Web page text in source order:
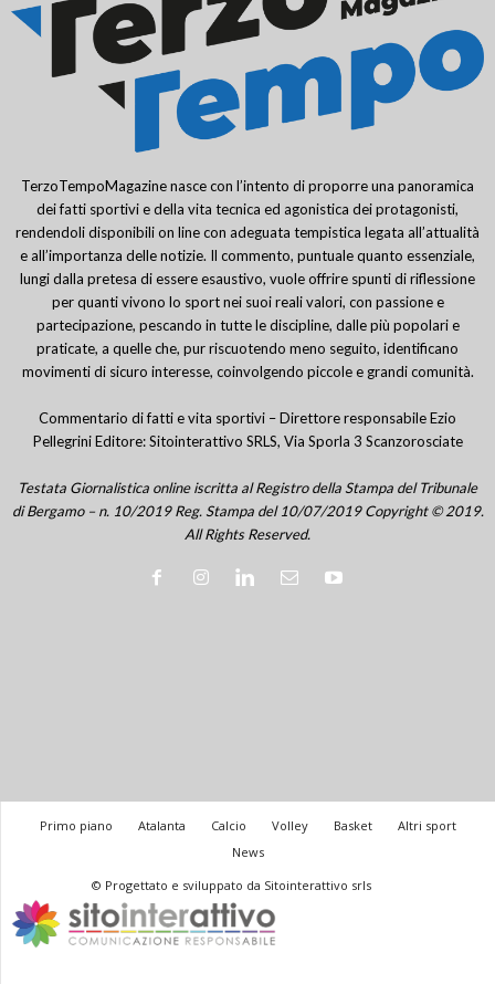
TerzoTempoMagazine nasce con l’intento di proporre una panoramica
dei fatti sportivi e della vita tecnica ed agonistica dei protagonisti,
rendendoli disponibili on line con adeguata tempistica legata all’attualità
e all’importanza delle notizie. Il commento, puntuale quanto essenziale,
lungi dalla pretesa di essere esaustivo, vuole offrire spunti di riflessione
per quanti vivono lo sport nei suoi reali valori, con passione e
partecipazione, pescando in tutte le discipline, dalle più popolari e
praticate, a quelle che, pur riscuotendo meno seguito, identificano
movimenti di sicuro interesse, coinvolgendo piccole e grandi comunità.
Commentario di fatti e vita sportivi – Direttore responsabile Ezio
Pellegrini Editore: Sitointerattivo SRLS, Via Sporla 3 Scanzorosciate
Testata Giornalistica online iscritta al Registro della Stampa del Tribunale
di Bergamo – n. 10/2019 Reg. Stampa del 10/07/2019 Copyright © 2019.
All Rights Reserved.
Primo piano Atalanta Calcio Volley Basket
Altri sport
News
© Progettato e sviluppato da Sitointerattivo srls